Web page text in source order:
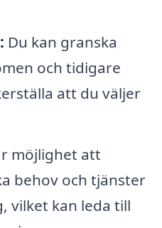
Du kan granska
och tidigare
att du väljer
möjlighet att
behov och tjänster
vilket kan leda till